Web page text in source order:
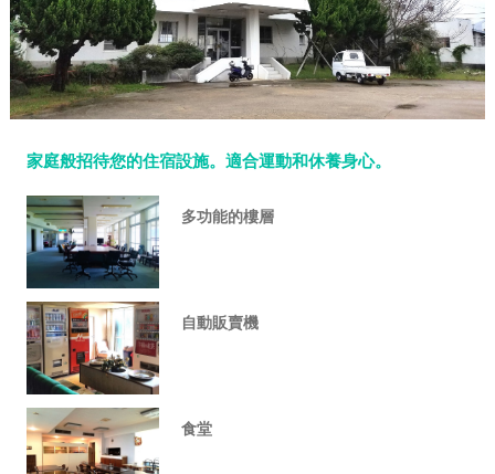
家庭般招待您的住宿設施。適合運動和休養身心。
多功能的樓層
自動販賣機
食堂